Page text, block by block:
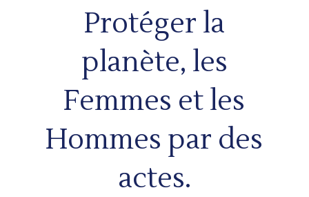
Protéger la
planète, les
Femmes et les
Hommes par des
actes.